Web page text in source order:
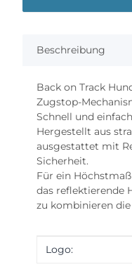
Beschreibung
Back on Track
Zugstop-
Schnell und
Hergestellt aus
ausgestattet mit
Sicherheit.
Für ein
das reflektierende
zu kombinieren
Wert
Logo: